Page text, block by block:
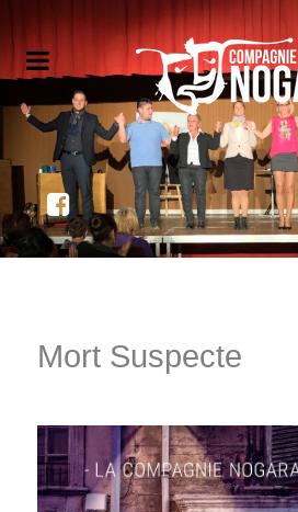
Mort Suspecte